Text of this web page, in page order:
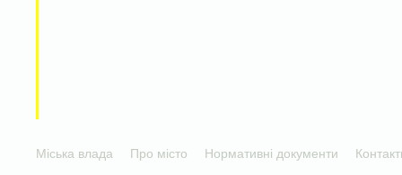
Міська влада Про місто Нормативні документи